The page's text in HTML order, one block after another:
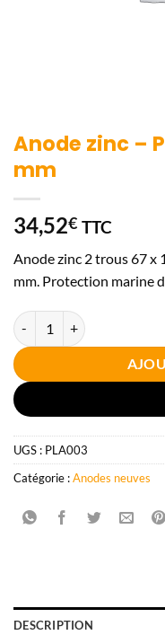
Anode zinc –
mm
34,52€ TTC
Anode zinc 2 trous 67 x
mm. Protection marine
quantité de Anode zinc –
UGS : PLA003
Catégorie :Anodes neuves
DESCRIPTION